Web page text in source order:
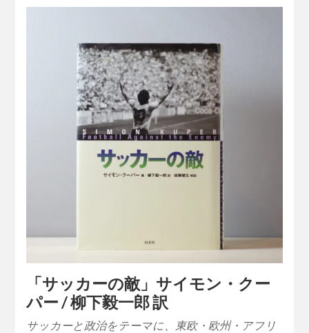
「サッカーの敵」サイモン・クー
パー / 柳下毅一郎 訳
サッカーと政治をテーマに、東欧・欧州・アフリ